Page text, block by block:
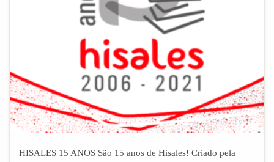
HISALES 15 ANOS São 15 anos de Hisales! Criado pela